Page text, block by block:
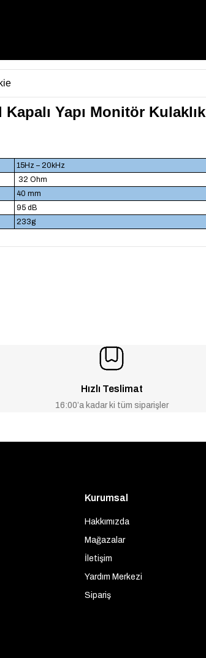
Yapı Monitör Kulaklık
15Hz – 20kHz
32 Ohm
40 mm
95 dB
233g
Hızlı Teslimat
16:00’a kadar ki tüm siparişler
Kurumsal
Hakkımızda
Mağazalar
İletişim
Yardım Merkezi
Sipariş